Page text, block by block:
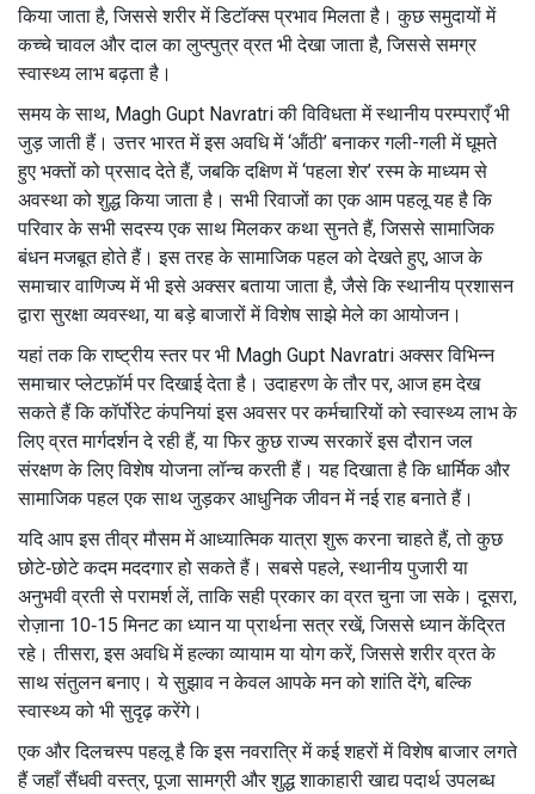
किया जाता है, जिससे शरीर में डिटॉक्स प्रभाव मिलता है। कुछ समुदायों में
कच्चे चावल और दाल का लुप्त्पुत्र व्रत भी देखा जाता है, जिससे समग्र
स्वास्थ्य लाभ बढ़ता है।
समय के साथ, Magh Gupt Navratri की विविधता में स्थानीय परम्पराएँ भी
जुड़ जाती हैं। उत्तर भारत में इस अवधि में ‘ऑंठी’ बनाकर गली-गली में घूमते
हुए भक्तों को प्रसाद देते हैं, जबकि दक्षिण में ‘पहला शेर’ रस्म के माध्यम से
अवस्था को शुद्ध किया जाता है। सभी रिवाजों का एक आम पहलू यह है कि
परिवार के सभी सदस्य एक साथ मिलकर कथा सुनते हैं, जिससे सामाजिक
बंधन मजबूत होते हैं। इस तरह के सामाजिक पहल को देखते हुए, आज के
समाचार वाणिज्य में भी इसे अक्सर बताया जाता है, जैसे कि स्थानीय प्रशासन
द्वारा सुरक्षा व्यवस्था, या बड़े बाजारों में विशेष साझे मेले का आयोजन।
यहां तक कि राष्ट्रीय स्तर पर भी Magh Gupt Navratri अक्सर विभिन्न
समाचार प्लेटफ़ॉर्म पर दिखाई देता है। उदाहरण के तौर पर, आज हम देख
सकते हैं कि कॉर्पोरेट कंपनियां इस अवसर पर कर्मचारियों को स्वास्थ्य लाभ के
लिए व्रत मार्गदर्शन दे रही हैं, या फिर कुछ राज्य सरकारें इस दौरान जल
संरक्षण के लिए विशेष योजना लॉन्च करती हैं। यह दिखाता है कि धार्मिक और
सामाजिक पहल एक साथ जुड़कर आधुनिक जीवन में नई राह बनाते हैं।
यदि आप इस तीव्र मौसम में आध्यात्मिक यात्रा शुरू करना चाहते हैं, तो कुछ
छोटे‑छोटे कदम मददगार हो सकते हैं। सबसे पहले, स्थानीय पुजारी या
अनुभवी व्रती से परामर्श लें, ताकि सही प्रकार का व्रत चुना जा सके। दूसरा,
रोज़ाना 10‑15 मिनट का ध्यान या प्रार्थना सत्र रखें, जिससे ध्यान केंद्रित
रहे। तीसरा, इस अवधि में हल्का व्यायाम या योग करें, जिससे शरीर व्रत के
साथ संतुलन बनाए। ये सुझाव न केवल आपके मन को शांति देंगे, बल्कि
स्वास्थ्य को भी सुदृढ़ करेंगे।
एक और दिलचस्प पहलू है कि इस नवरात्रि में कई शहरों में विशेष बाजार लगते
हैं जहाँ सैंधवी वस्त्र, पूजा सामग्री और शुद्ध शाकाहारी खाद्य पदार्थ उपलब्ध